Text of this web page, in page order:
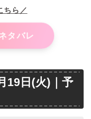
ちら／
タバレ
日(火)｜予